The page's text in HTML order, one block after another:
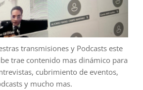
transmisiones y Podcasts este
trae contenido mas dinámico para
cubrimiento de eventos,
y mucho mas.